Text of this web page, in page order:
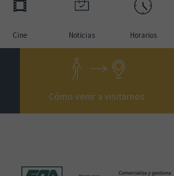
Cine Noticias Horarios
Cómo venir a visitarnos